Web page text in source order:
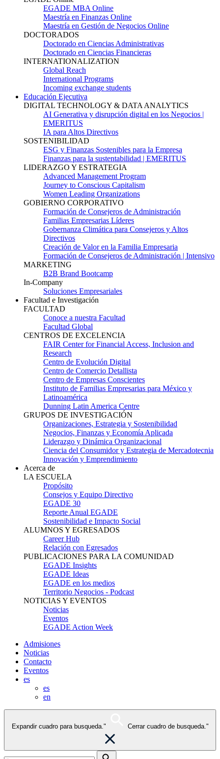
EGADE MBA Online
Maestría en Finanzas Online
Maestría en Gestión de Negocios Online
DOCTORADOS
Doctorado en Ciencias Administrativas
Doctorado en Ciencias Financieras
INTERNATIONALIZATION
Global Reach
International Programs
Incoming exchange students
Educación Ejecutiva
DIGITAL TECHNOLOGY & DATA ANALYTICS
AI Generativa y disrupción digital en los Negocios |
EMERITUS
IA para Altos Directivos
SOSTENIBILIDAD
ESG y Finanzas Sostenibles para la Empresa
Finanzas para la sustentabilidad | EMERITUS
LIDERAZGO Y ESTRATEGIA
Advanced Management Program
Journey to Conscious Capitalism
Women Leading Organizations
GOBIERNO CORPORATIVO
Formación de Consejeros de Administración
Familias Empresarias Líderes
Gobernanza Climática para Consejeros y Altos
Directivos
Creación de Valor en la Familia Empresaria
Formación de Consejeros de Administración | Intensivo
MARKETING
B2B Brand Bootcamp
In-Company
Soluciones Empresariales
Facultad e Investigación
FACULTAD
Conoce a nuestra Facultad
Facultad Global
CENTROS DE EXCELENCIA
FAIR Center for Financial Access, Inclusion and
Research
Centro de Evolución Digital
Centro de Comercio Detallista
Centro de Empresas Conscientes
Instituto de Familias Empresarias para México y
Latinoamérica
Dunning Latin America Centre
GRUPOS DE INVESTIGACIÓN
Organizaciones, Estrategia y Sostenibilidad
Negocios, Finanzas y Economía Aplicada
Liderazgo y Dinámica Organizacional
Ciencia del Consumidor y Estrategia de Mercadotecnia
Innovación y Emprendimiento
Acerca de
LA ESCUELA
Propósito
Consejos y Equipo Directivo
EGADE 30
Reporte Anual EGADE
Sostenibilidad e Impacto Social
ALUMNOS Y EGRESADOS
Career Hub
Relación con Egresados
PUBLICACIONES PARA LA COMUNIDAD
EGADE Insights
EGADE Ideas
EGADE en los medios
Territorio Negocios - Podcast
NOTICIAS Y EVENTOS
Noticias
Eventos
EGADE Action Week
Admisiones
Noticias
Contacto
Eventos
es
es
en
Expandir cuadro para busqueda." Cerrar cuadro de busqueda."